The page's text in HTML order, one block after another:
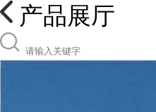
产品展厅